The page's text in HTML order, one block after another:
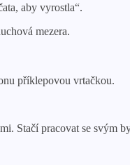
aby vyrostla“.
mezera.
příklepovou vrtačkou.
Stačí pracovat se svým